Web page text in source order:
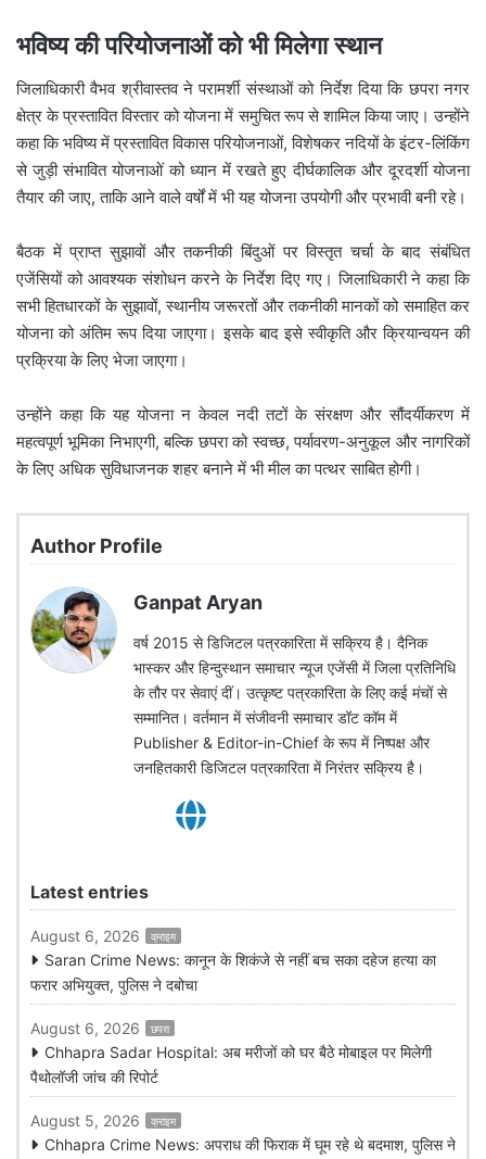
भविष्य की परियोजनाओं को भी मिलेगा स्थान
जिलाधिकारी वैभव श्रीवास्तव ने परामर्शी संस्थाओं को निर्देश दिया कि छपरा नगर
क्षेत्र के प्रस्तावित विस्तार को योजना में समुचित रूप से शामिल किया जाए। उन्होंने
कहा कि भविष्य में प्रस्तावित विकास परियोजनाओं, विशेषकर नदियों के इंटर-लिंकिंग
से जुड़ी संभावित योजनाओं को ध्यान में रखते हुए दीर्घकालिक और दूरदर्शी योजना
तैयार की जाए, ताकि आने वाले वर्षों में भी यह योजना उपयोगी और प्रभावी बनी रहे।
बैठक में प्राप्त सुझावों और तकनीकी बिंदुओं पर विस्तृत चर्चा के बाद संबंधित
एजेंसियों को आवश्यक संशोधन करने के निर्देश दिए गए। जिलाधिकारी ने कहा कि
सभी हितधारकों के सुझावों, स्थानीय जरूरतों और तकनीकी मानकों को समाहित कर
योजना को अंतिम रूप दिया जाएगा। इसके बाद इसे स्वीकृति और क्रियान्वयन की
प्रक्रिया के लिए भेजा जाएगा।
उन्होंने कहा कि यह योजना न केवल नदी तटों के संरक्षण और सौंदर्यीकरण में
महत्वपूर्ण भूमिका निभाएगी, बल्कि छपरा को स्वच्छ, पर्यावरण-अनुकूल और नागरिकों
के लिए अधिक सुविधाजनक शहर बनाने में भी मील का पत्थर साबित होगी।
Author Profile
Ganpat Aryan
वर्ष 2015 से डिजिटल पत्रकारिता में सक्रिय है। दैनिक
भास्कर और हिन्दुस्थान समाचार न्यूज एजेंसी में जिला प्रतिनिधि
के तौर पर सेवाएं दीं। उत्कृष्ट पत्रकारिता के लिए कई मंचों से
सम्मानित। वर्तमान में संजीवनी समाचार डॉट कॉम में
Publisher & Editor-in-Chief के रूप में निष्पक्ष और
जनहितकारी डिजिटल पत्रकारिता में निरंतर सक्रिय है।
Latest entries
August 6, 2026 क्राइम
Saran Crime News: कानून के शिकंजे से नहीं बच सका दहेज हत्या का
फरार अभियुक्त, पुलिस ने दबोचा
August 6, 2026 छपरा
Chhapra Sadar Hospital: अब मरीजों को घर बैठे मोबाइल पर मिलेगी
पैथोलॉजी जांच की रिपोर्ट
August 5, 2026 क्राइम
Chhapra Crime News: अपराध की फिराक में घूम रहे थे बदमाश, पुलिस ने